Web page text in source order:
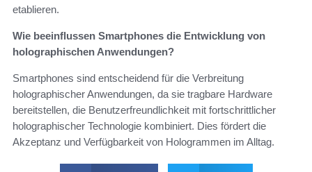
etablieren.
Wie beeinflussen Smartphones die Entwicklung von
holographischen Anwendungen?
Smartphones sind entscheidend für die Verbreitung
holographischer Anwendungen, da sie tragbare Hardware
bereitstellen, die Benutzerfreundlichkeit mit fortschrittlicher
holographischer Technologie kombiniert. Dies fördert die
Akzeptanz und Verfügbarkeit von Hologrammen im Alltag.